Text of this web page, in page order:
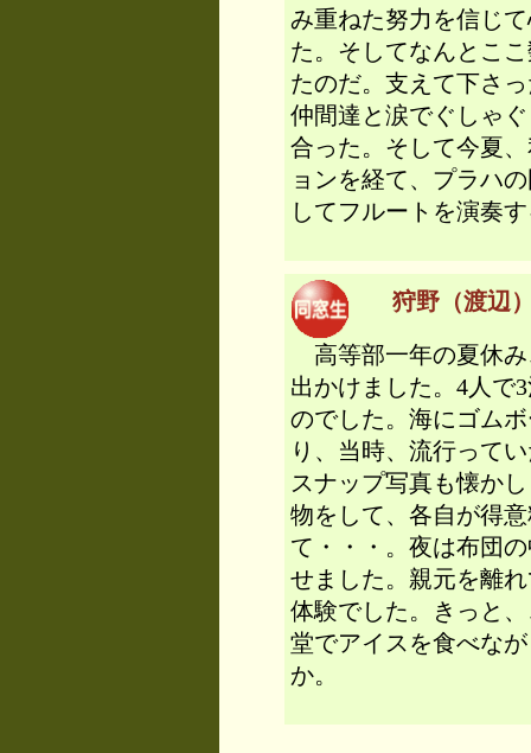
み重ねた努力を信じ
た。そしてなんとこ
たのだ。支えて下さ
仲間達と涙でぐしゃ
合った。そして今夏
ョンを経て、プラハ
してフルートを演奏
狩野（渡辺
高等部一年の夏休み
出かけました。4人で
のでした。海にゴム
り、当時、流行って
スナップ写真も懐か
物をして、各自が得
て・・・。夜は布団
せました。親元を離
体験でした。きっと
堂でアイスを食べな
か。